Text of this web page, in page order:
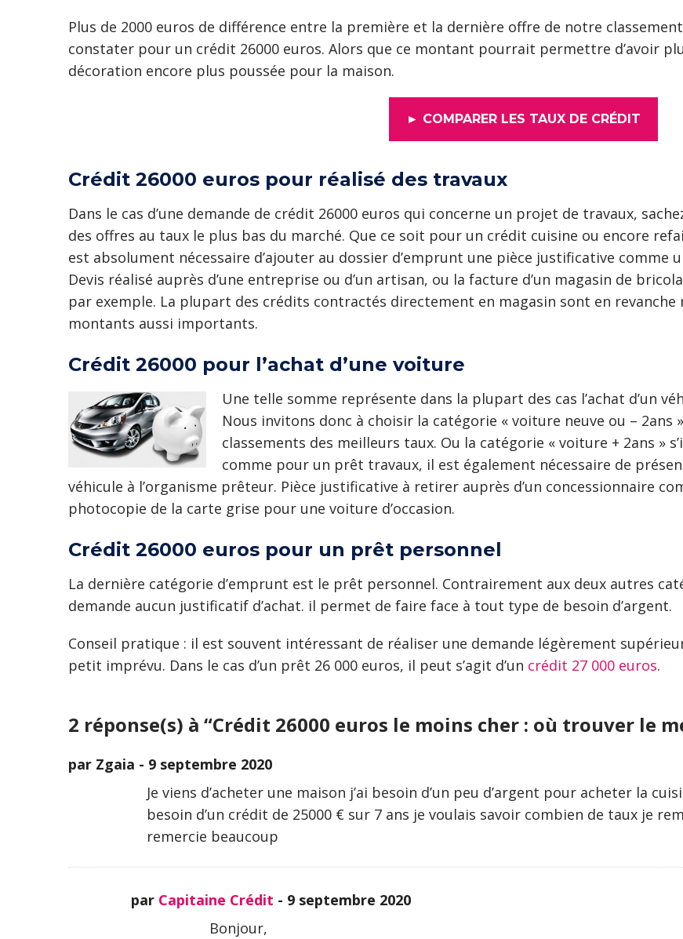
Plus de 2000 euros de différence entre la première et la dernière offre de notre
constater pour un crédit 26000 euros. Alors que ce montant pourrait permettre d’avoir
décoration encore plus poussée pour la maison.
► COMPARER LES TAUX DE CRÉDIT
Crédit 26000 euros pour réalisé des travaux
Dans le cas d’une demande de crédit 26000 euros qui concerne un projet de travaux,
des offres au taux le plus bas du marché. Que ce soit pour un crédit cuisine ou encore
est absolument nécessaire d’ajouter au dossier d’emprunt une pièce justificative comme
Devis réalisé auprès d’une entreprise ou d’un artisan, ou la facture d’un magasin de
par exemple. La plupart des crédits contractés directement en magasin sont en revanche
montants aussi importants.
Crédit 26000 pour l’achat d’une voiture
Une telle somme représente dans la plupart des cas l’achat d’un
Nous invitons donc à choisir la catégorie « voiture neuve ou –
classements des meilleurs taux. Ou la catégorie « voiture + 2ans »
comme pour un prêt travaux, il est également nécessaire de
véhicule à l’organisme prêteur. Pièce justificative à retirer auprès d’un concessionnaire
photocopie de la carte grise pour une voiture d’occasion.
Crédit 26000 euros pour un prêt personnel
La dernière catégorie d’emprunt est le prêt personnel. Contrairement aux deux autres
demande aucun justificatif d’achat. il permet de faire face à tout type de besoin d’argent.
Conseil pratique : il est souvent intéressant de réaliser une demande légèrement
petit imprévu. Dans le cas d’un prêt 26 000 euros, il peut s’agit d’un crédit 27 000 euros.
2 réponse(s) à “Crédit 26000 euros le moins cher : où trouver le
par Zgaia - 9 septembre 2020
Je viens d’acheter une maison j’ai besoin d’un peu d’argent pour acheter la
besoin d’un crédit de 25000 € sur 7 ans je voulais savoir combien de taux je
remercie beaucoup
par Capitaine Crédit - 9 septembre 2020
Bonjour,